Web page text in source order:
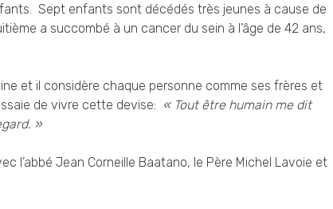
Sept enfants sont décédés très jeunes à cause de
a succombé à un cancer du sein à l’âge de 42 ans,
et il considère chaque personne comme ses frères et
de vivre cette devise: « Tout être humain me dit
»
l’abbé Jean Corneille Baatano, le Père Michel Lavoie et